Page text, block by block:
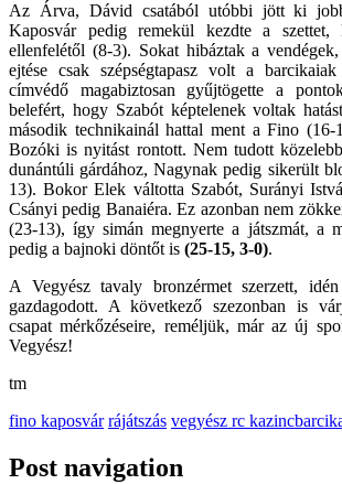
Az Árva, Dávid csatából utóbbi jött ki
Kaposvár pedig remekül kezdte a szettet,
ellenfelétől (8-3). Sokat hibáztak a
ejtése csak szépségtapasz volt a
címvédő magabiztosan gyűjtögette a
belefért, hogy Szabót képtelenek voltak
második technikainál hattal ment a Fino
Bozóki is nyitást rontott. Nem tudott
dunántúli gárdához, Nagynak pedig sikerült
13). Bokor Elek váltotta Szabót, Surányi
Csányi pedig Banaiéra. Ez azonban nem
(23-13), így simán megnyerte a játszmát, a
pedig a bajnoki döntőt is (25-15, 3-0).
A Vegyész tavaly bronzérmet szerzett,
gazdagodott. A következő szezonban is
csapat mérkőzéseire, reméljük, már az új
Vegyész!
tm
fino kaposvár rájátszás vegyész rc
Post navigation